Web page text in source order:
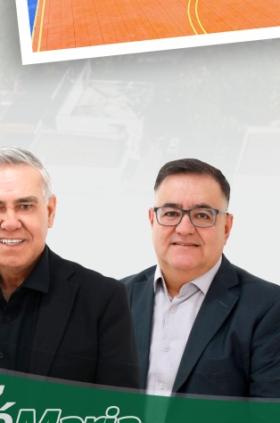
a Loanda com uma noite
e encantamento.
Sábado (13/12), o município realizou a